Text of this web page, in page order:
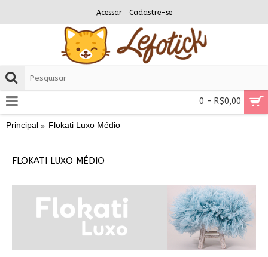
Acessar Cadastre-se
0 - R$0,00
Principal Flokati Luxo Médio
FLOKATI LUXO MÉDIO